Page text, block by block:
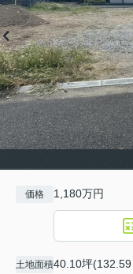
価格 1,180万円
土地面積40.10坪(132.59